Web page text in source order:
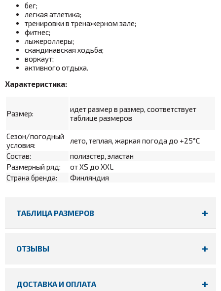
бег;
легкая атлетика;
тренировки в тренажерном зале;
фитнес;
лыжероллеры;
скандинавская ходьба;
воркаут;
активного отдыха.
Характеристика:
Размер:
идет размер в размер, соответствует
таблице размеров
Сезон/погодный
условия:
лето, теплая, жаркая погода до +25°С
Состав:
полиэстер, эластан
Размерный ряд:
от XS до XXL
Страна бренда:
Финляндия
ТАБЛИЦА РАЗМЕРОВ
ОТЗЫВЫ
ДОСТАВКА И ОПЛАТА